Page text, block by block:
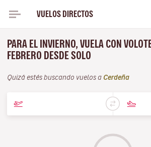
VUELOS DIRECTOS
PARA EL INVIERNO, VUELA CON
FEBRERO DESDE SOLO
Quizá estés buscando vuelos a Cerdeña